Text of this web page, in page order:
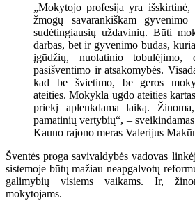
„Mokytojo profesija yra išskirtinė,
žmogų savarankiškam
sudėtingiausių uždavinių. Būti
darbas, bet ir gyvenimo būdas,
įgūdžių, nuolatinio tobulėjimo,
pasišventimo ir atsakomybės.
kad be švietimo, be geros
ateities. Mokykla ugdo ateities
priekį aplenkdama laiką.
pamatinių vertybių“, –
Kauno rajono meras Valerijus
Šventės proga savivaldybės vadovas
sistemoje būtų mažiau neapgalvotų
galimybių visiems vaikams. Ir,
mokytojams.